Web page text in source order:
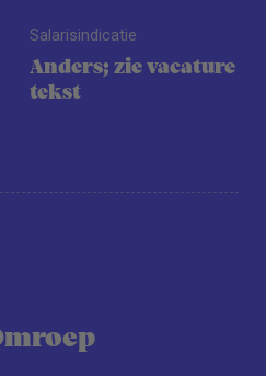
Salarisindicatie
Anders; zie vacature
tekst